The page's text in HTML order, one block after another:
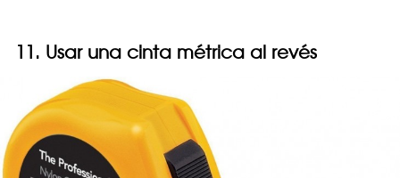
11. Usar una cinta métrica al revés